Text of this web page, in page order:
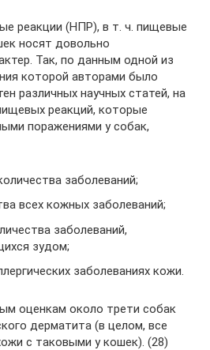
реакции (НПР), в т. ч. пищевые
носят довольно
Так, по данным одной из
которой авторами было
различных научных статей, на
реакций, которые
поражениями у собак,
заболеваний;
всех кожных заболеваний;
заболеваний,
зудом;
заболеваниях кожи.
оценкам около трети собак
дерматита (в целом, все
с таковыми у кошек). (28)